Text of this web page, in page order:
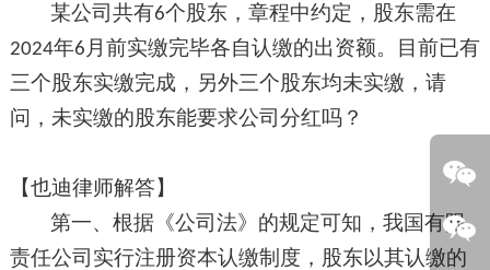
某公司共有6个股东，章程中约定，股东需在
2024年6 月前实缴完毕各自认缴的出资额。目前已有
三个股东实缴完成，另外三个股东均未实缴，请
问，未实缴的股东能要求公司分红吗？
【也迪律师解答】
第一、根据《公司法》的规定可知，我国有限
责任公司实行注册资本认缴制度， 股东以其认缴的